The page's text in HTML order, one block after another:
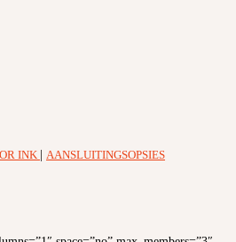
INK
AANSLUITINGSOPSIES